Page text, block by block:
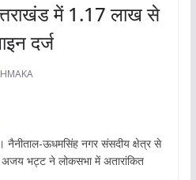
में 1.17 लाख से
दर्ज
m
नैनीताल-ऊधमसिंह नगर संसदीय क्षेत्र से
अजय भट्ट ने लोकसभा में अतारांकित